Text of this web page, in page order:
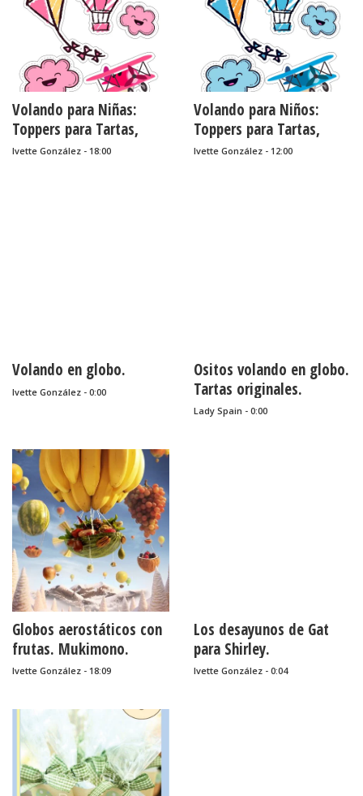
Volando para Niñas:
Toppers para Tartas,
Tortas, Pasteles,
Ivette González - 18:00
Volando para Niños:
Toppers para Tartas,
Tortas, Pasteles,
Ivette González - 12:00
Volando en globo.
Ivette González - 0:00
Ositos volando en globo.
Tartas originales.
Lady Spain - 0:00
Globos aerostáticos con
frutas. Mukimono.
Ivette González - 18:09
Los desayunos de Gat
para Shirley.
Ivette González - 0:04